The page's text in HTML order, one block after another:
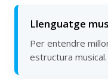
Llenguatge
Per entendre
estructura musical.